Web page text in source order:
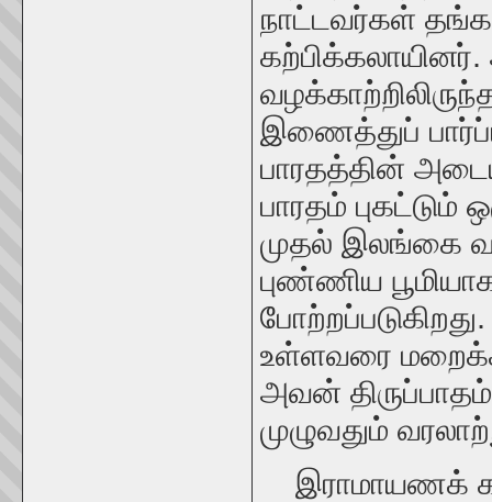
நாட்டவர்கள்
இணைத்துப்
பாரதத்தின்
பாரதம் புகட்டும்
முதல் இலங்கை
புண்ணிய
போற்றப்படுகிறது.
உள்ளவரை
அவன்
முழுவதும்
இராமாயணக்